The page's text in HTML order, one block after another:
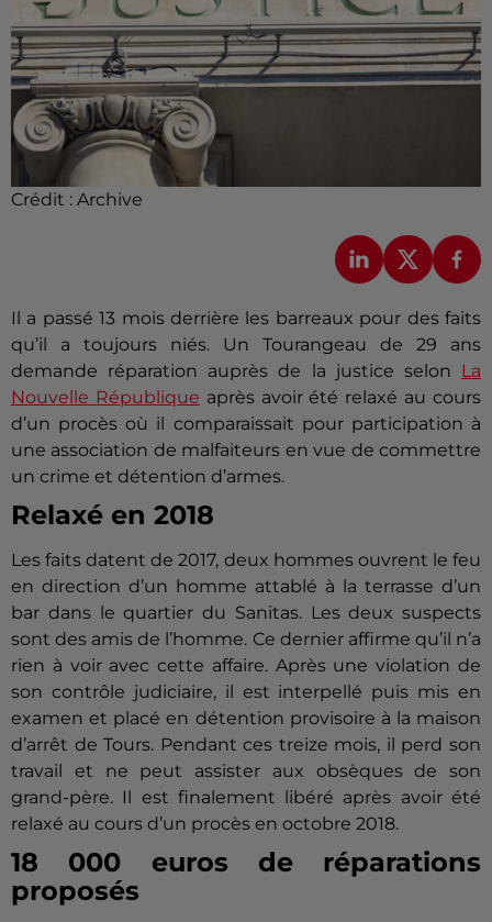
Crédit : Archive
Il a passé 13 mois derrière les barreaux pour des faits
qu’il a toujours niés.
Un Tourangeau de 29 ans
demande réparation auprès de la justice selon
La
Nouvelle République après avoir été relaxé au cours
d’un procès où il comparaissait pour participation à
une association de malfaiteurs en vue de commettre
un crime et détention d’armes.
Relaxé en 2018
Les faits datent de 2017, deux hommes ouvrent le feu
en direction d’un homme attablé à la terrasse d’un
bar dans le quartier du Sanitas.Les deux suspects
sont des amis de l’homme. Ce dernier affirme qu’il n’a
rien à voir avec cette affaire.Après une violation de
son contrôle judiciaire, il est interpellé puis mis en
examen et placé en détention provisoire à la maison
d’arrêt de Tours. Pendant ces treize mois, il perd son
travail et ne peut assister aux obsèques de son
grand-père. Il est finalement libéré après avoir été
relaxé au cours d’un procès en octobre 2018.
18 000 euros de réparations
proposés